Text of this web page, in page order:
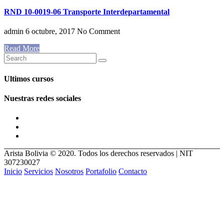
RND 10-0019-06 Transporte Interdepartamental
admin 6 octubre, 2017 No Comment
Read More
Ultimos cursos
Nuestras redes sociales
Arista Bolivia © 2020. Todos los derechos reservados | NIT
307230027
Inicio Servicios Nosotros Portafolio Contacto